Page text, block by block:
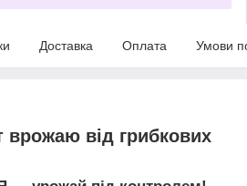
Доставка Оплата Умови
врожаю від грибкових